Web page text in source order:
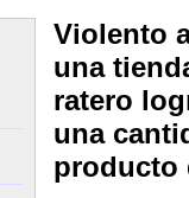
Violento
una
ratero
una
producto